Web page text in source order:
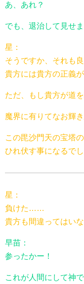
あ、あれ？
でも、退治して見せま
星：
そうですか、それも
貴方には貴方の正義
ただ、もし貴方が道
魔界に有りてなお輝
この毘沙門天の宝塔
ひれ伏す事になるでし
星：
負けた……
貴方も間違ってはい
早苗：
参ったかー！
これが人間にして神